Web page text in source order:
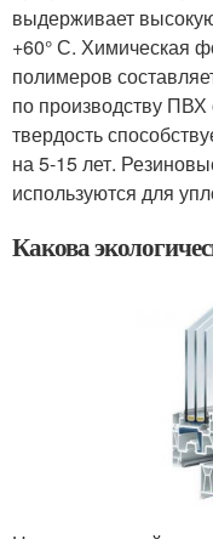
выдерживает
+60° С. Химическая
полимеров
по производству
твердость
на 5-15 лет.
используются для
Какова